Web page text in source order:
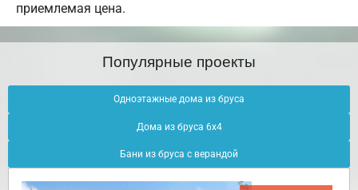
приемлемая цена.
Популярные проекты
Одноэтажные дома из бруса
Дома из бруса 6х4
Бани из бруса с верандой